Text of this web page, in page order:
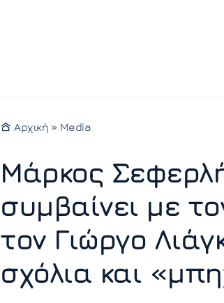
Αρχική » Media
Μάρκος
συμβαίνει με
τον Γιώργο
σχόλια και